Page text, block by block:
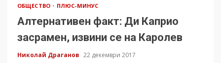
ОБЩЕСТВО ПЛЮС-МИНУС
Алтернативен факт: Ди Каприо
засрамен, извини се на Каролев
Николай Драганов 22 декември 2017